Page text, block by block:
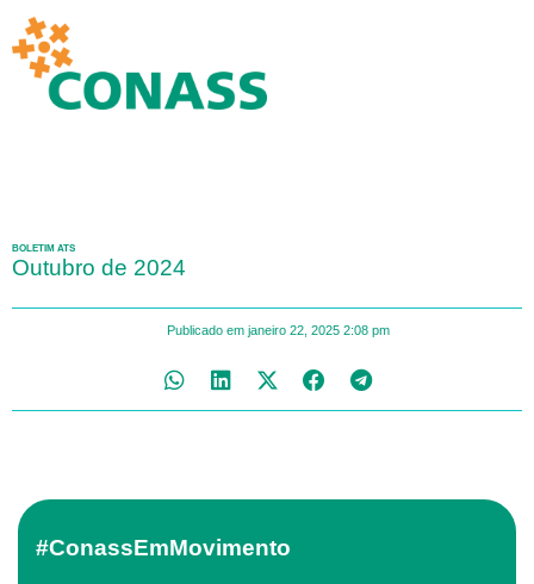
BOLETIM ATS
Outubro de 2024
Publicado em janeiro 22, 2025 2:08 pm
#ConassEmMovimento